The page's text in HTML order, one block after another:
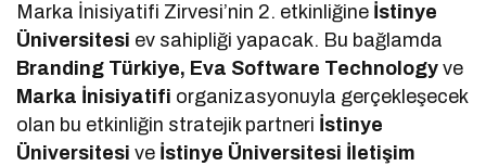
Marka İnisiyatifi Zirvesi’nin 2. etkinliğine İstinye
Üniversitesi ev sahipliği yapacak. Bu bağlamda
Branding Türkiye, Eva Software Technology ve
Marka İnisiyatifi organizasyonuyla gerçekleşecek
olan bu etkinliğin stratejik partneri İstinye
Üniversitesi ve İstinye Üniversitesi İletişim